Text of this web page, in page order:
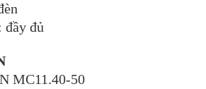
đủ
MC11.40-50